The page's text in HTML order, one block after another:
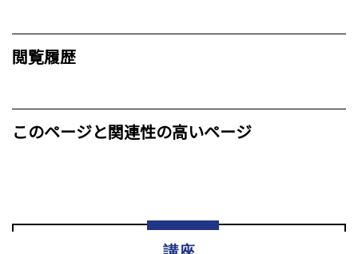
閲覧履歴
このページと関連性の高いページ